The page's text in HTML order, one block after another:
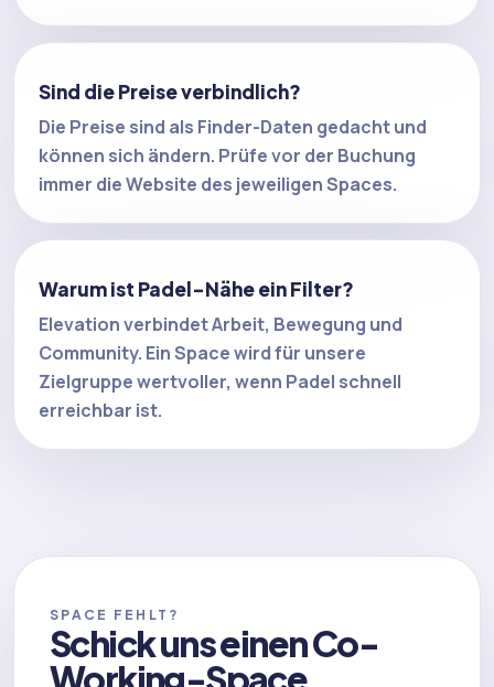
Sind die Preise verbindlich?
Die Preise sind als Finder-Daten gedacht und
können sich ändern. Prüfe vor der Buchung
immer die Website des jeweiligen Spaces.
Warum ist Padel-Nähe ein Filter?
Elevation verbindet Arbeit, Bewegung und
Community. Ein Space wird für unsere
Zielgruppe wertvoller, wenn Padel schnell
erreichbar ist.
SPACE FEHLT?
Schick uns einen Co-
Working-Space.